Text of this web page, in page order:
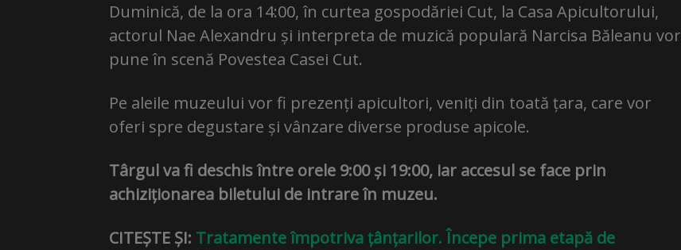
Duminică, de la ora 14:00, în curtea gospodăriei Cut, la Casa Apicultorului,
actorul Nae Alexandru și interpreta de muzică populară Narcisa Băleanu vor
pune în scenă Povestea Casei Cut.
Pe aleile muzeului vor fi prezenți apicultori, veniți din toată țara, care vor
oferi spre degustare și vânzare diverse produse apicole.
Târgul va fi deschis între orele 9:00 și 19:00, iar accesul se face prin
achiziționarea biletului de intrare în muzeu.
CITEȘTE ȘI: Tratamente împotriva țânțarilor. Începe prima etapă de